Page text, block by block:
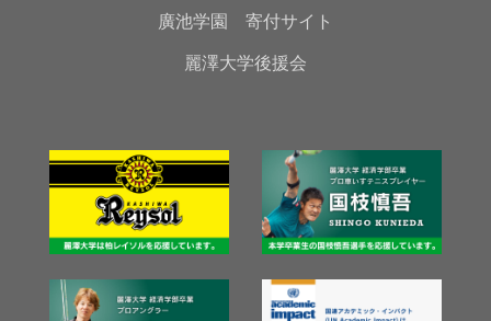
廣池学園 寄付サイト
麗澤大学後援会